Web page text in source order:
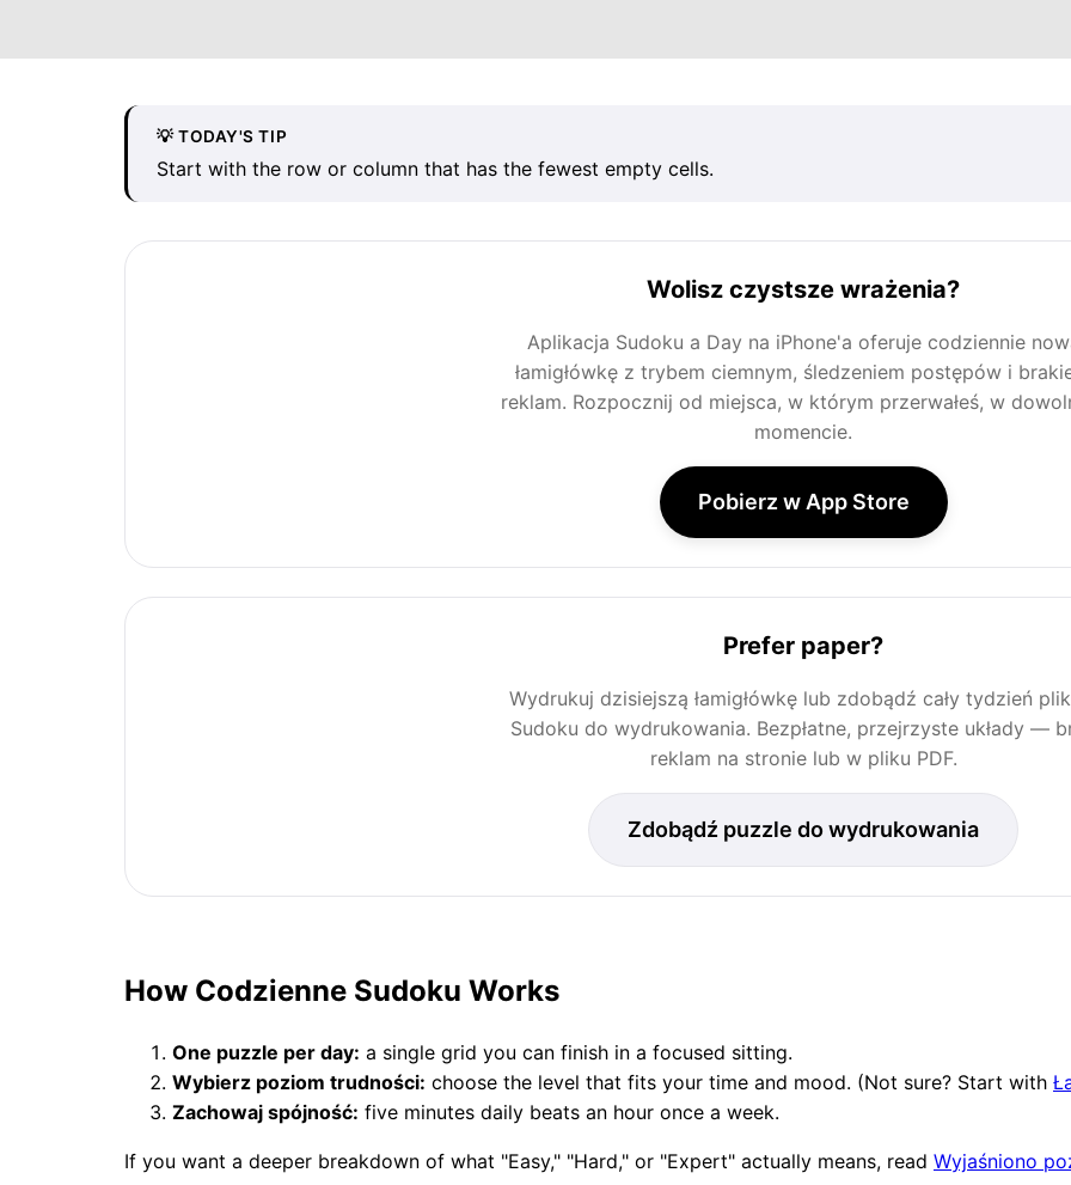
💡 TODAY'S TIP
Start with the row or column that has the fewest empty cells.
Wolisz czystsze wrażenia?
Aplikacja Sudoku a Day na iPhone'a oferuje codziennie
łamigłówkę z trybem ciemnym, śledzeniem postępów i
reklam. Rozpocznij od miejsca, w którym przerwałeś, w
momencie.
Pobierz w App Store
Prefer paper?
Wydrukuj dzisiejszą łamigłówkę lub zdobądź cały tydzień
Sudoku do wydrukowania. Bezpłatne, przejrzyste układy —
reklam na stronie lub w pliku PDF.
Zdobądź puzzle do wydrukowania
How Codzienne Sudoku Works
One puzzle per day: a single grid you can finish in a focused sitting.
Wybierz poziom trudności: choose the level that fits your time and mood. (Not sure? Start with
Zachowaj spójność: five minutes daily beats an hour once a week.
If you want a deeper breakdown of what "Easy," "Hard," or "Expert" actually means, read Wyjaśniono